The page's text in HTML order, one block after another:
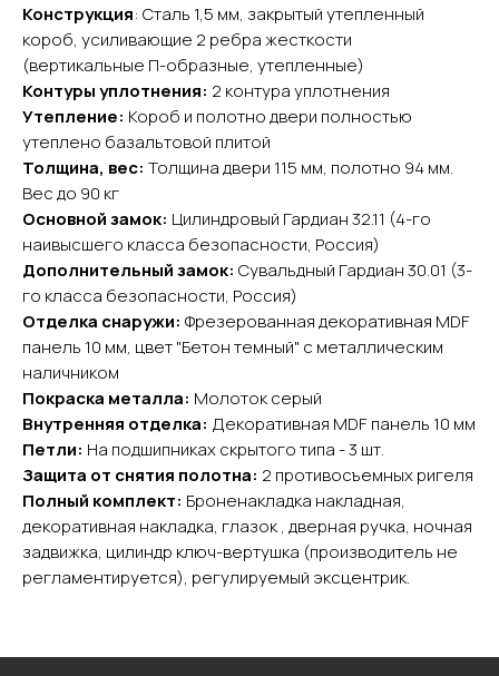
Конструкция: Сталь 1,5 мм, закрытый утепленный
короб, усиливающие 2 ребра жесткости
(вертикальные П-образные, утепленные)
Контуры уплотнения: 2 контура уплотнения
Утепление: Короб и полотно двери полностью
утеплено базальтовой плитой
Толщина, вес: Толщина двери 115 мм, полотно 94 мм.
Вес до 90 кг
Основной замок: Цилиндровый Гардиан 32.11 (4-го
наивысшего класса безопасности, Россия)
Дополнительный замок: Сувальдный Гардиан 30.01 (3-
го класса безопасности, Россия)
Отделка снаружи: Фрезерованная декоративная MDF
панель 10 мм, цвет "Бетон темный" с металлическим
наличником
Покраска металла: Молоток серый
Внутренняя отделка: Декоративная MDF панель 10 мм
Петли: На подшипниках скрытого типа - 3 шт.
Защита от снятия полотна: 2 противосъемных ригеля
Полный комплект: Броненакладка накладная,
декоративная накладка, глазок , дверная ручка, ночная
задвижка, цилиндр ключ-вертушка (производитель не
регламентируется), регулируемый эксцентрик.
YURTA.DVERI
Контакты
О компании
Доставка и оплата
Акции
Фурнитура
Арки
Межкомнатные двери
Входные двери
Главная
yurta.2020@mail.ru
Контакты
Каталог
Покупателям
ИП Яриш Ю.С.
ИНН 501105765500